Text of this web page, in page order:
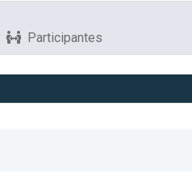
Participantes